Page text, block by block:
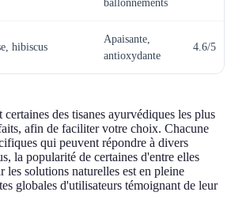
ballonnements
hibiscus
Apaisante,
antioxydante
4.6/5
des tisanes ayurvédiques les plus
afin de faciliter votre choix. Chacune
qui peuvent répondre à divers
la popularité de certaines d'entre elles
les solutions naturelles est en pleine
globales d'utilisateurs témoignant de leur